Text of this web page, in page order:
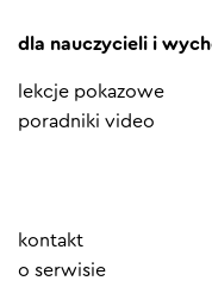
dla nauczycieli i
lekcje pokazowe
poradniki video
Element
menu
kontakt
o serwisie